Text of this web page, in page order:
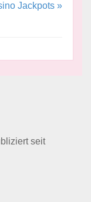
Jackpots »
seit